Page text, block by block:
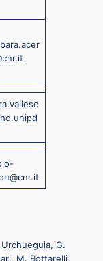
G.
M. Bottarelli,